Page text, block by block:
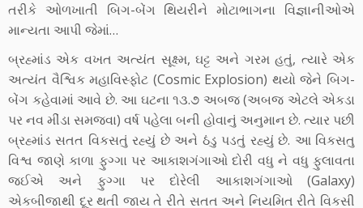
તરીકે ઓળખાતી બિગ-બેંગ થિયરીને મોટાભાગના વિજ્ઞાનીઓએ
માન્યતા આપી જેમાં…
બ્રહ્માંડ એક વખત અત્યંત સૂક્ષ્મ, ઘટ્ટ અને ગરમ હતું, ત્યારે એક
અત્યંત વૈશ્વિક મહાવિસ્ફોટ (Cosmic Explosion) થયો જેને બિગ-
બેંગ કહેવામાં આવે છે. આ ઘટના ૧૩.૭ અબજ (અબજ એટલે એકડા
પર નવ મીંડા સમજવા) વર્ષ પહેલા બની હોવાનું અનુમાન છે. ત્યાર પછી
બ્રહ્માંડ સતત વિકસતું રહ્યું છે અને ઠંડુ પડતું રહ્યું છે. આ વિકસતુ
વિશ્વ જાણે કાળા ફુગ્ગા પર આકાશગંગાઓ દોરી વધુ ને વધુ ફુલાવતા
જઈએ અને ફુગ્ગા પર દોરેલી આકાશગંગાઓ (Galaxy)
એકબીજાથી દૂર થતી જાય તે રીતે સતત અને નિયમિત રીતે વિકસી